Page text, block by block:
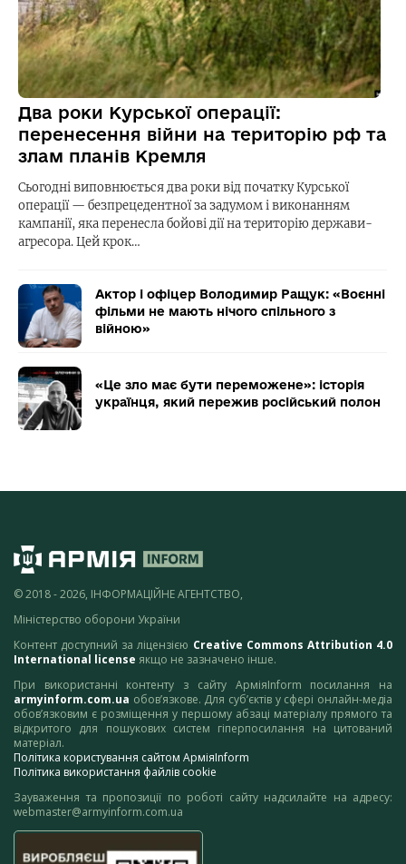
Два роки Курської операції:
перенесення війни на територію рф та
злам планів Кремля
Сьогодні виповнюється два роки від початку Курської
операції — безпрецедентної за задумом і виконанням
кампанії, яка перенесла бойові дії на територію держави-
агресора. Цей крок…
Актор і офіцер Володимир Ращук: «Воєнні
фільми не мають нічого спільного з
війною»
«Це зло має бути переможене»: історія
українця, який пережив російський полон
© 2018 - 2026, ІНФОРМАЦІЙНЕ АГЕНТСТВО,
Міністерство оборони України
Контент доступний за ліцензією Creative Commons Attribution 4.0
International license якщо не зазначено інше.
При використанні контенту з сайту АрміяInform посилання на
armyinform.com.ua обов’язкове. Для суб’єктів у сфері онлайн-медіа
обов’язковим є розміщення у першому абзаці матеріалу прямого та
відкритого для пошукових систем гіперпосилання на цитований
матеріал.
Політика користування сайтом АрміяInform
Політика використання файлів cookie
Зауваження та пропозиції по роботі сайту надсилайте на адресу:
webmaster@armyinform.com.ua